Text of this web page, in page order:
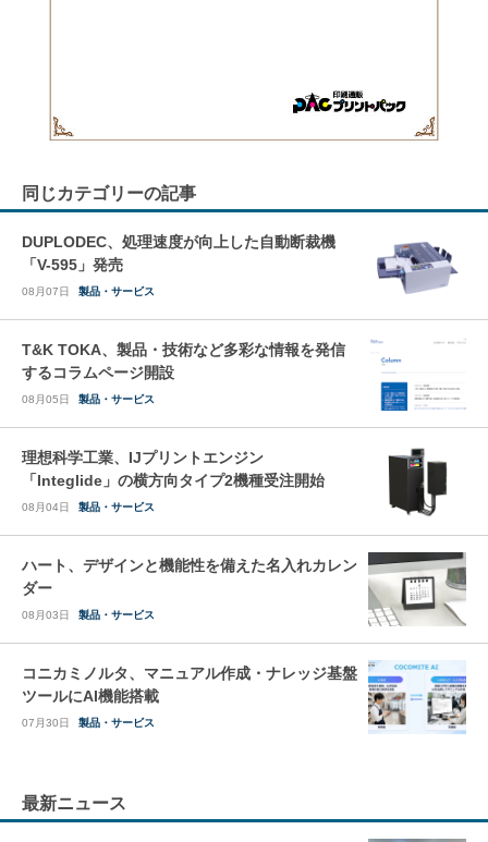
同じカテゴリーの記事
DUPLODEC、処理速度が向上した自動断裁機
「V-595」発売
08月07日 製品・サービス
T&K TOKA、製品・技術など多彩な情報を発信
するコラムページ開設
08月05日 製品・サービス
理想科学工業、IJプリントエンジン
「Integlide」の横方向タイプ2機種受注開始
08月04日 製品・サービス
ハート、デザインと機能性を備えた名入れカレン
ダー
08月03日 製品・サービス
コニカミノルタ、マニュアル作成・ナレッジ基盤
ツールにAI機能搭載
07月30日 製品・サービス
最新ニュース